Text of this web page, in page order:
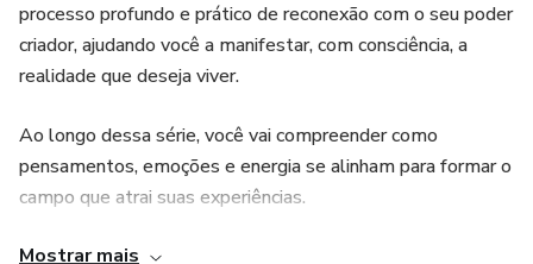
processo profundo e prático de reconexão com o seu poder
criador, ajudando você a manifestar, com consciência, a
realidade que deseja viver.
Ao longo dessa série, você vai compreender como
pensamentos, emoções e energia se alinham para formar o
campo que atrai suas experiências.
Cada etapa foi cuidadosamente desenhada para que você
Mostrar mais